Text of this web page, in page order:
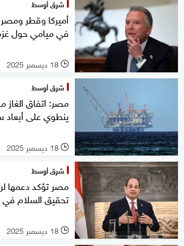
شرق أوسط
أميركا وقطر ومصر
في ميامي حول
l 18 ديسمبر 2025
شرق أوسط
مصر: اتفاق الغاز
ينطوي على أبعاد
l 18 ديسمبر 2025
شرق أوسط
مصر تؤكد دعمها
تحقيق السلام في
l 18 ديسمبر 2025